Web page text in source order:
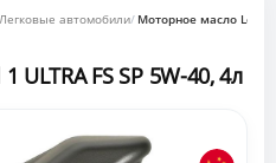
Легковые автомобили Моторное масло Lopal
FS SP 5W-40, 4л